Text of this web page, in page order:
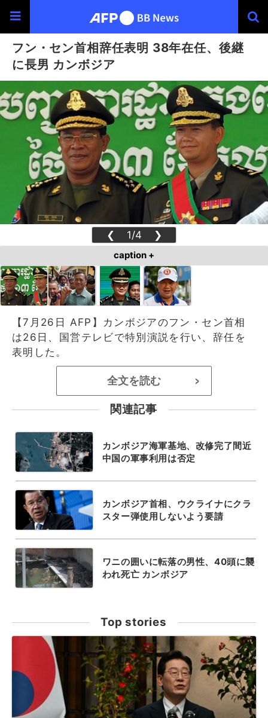
フン・セン首相辞任表明 38年在任、後継
に長男 カンボジア
❮ 1/4 ❯
caption +
【7月26日 AFP】カンボジアのフン・セン首相
は26日、国営テレビで特別演説を行い、辞任を
表明した。
全文を読む >
関連記事
カンボジア海軍基地、改修完了間近
中国の軍事利用は否定
カンボジア首相、ウクライナにクラ
スター弾使用しないよう要請
ワニの囲いに転落の男性、40頭に襲
われ死亡 カンボジア
Top stories